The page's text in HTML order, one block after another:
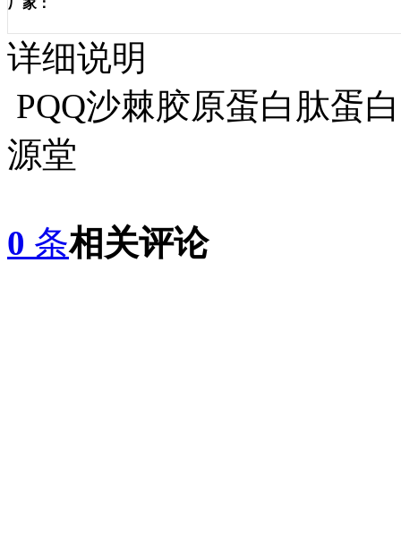
详细说明
PQQ沙棘胶原蛋白肽蛋
源堂
0 条相关评论